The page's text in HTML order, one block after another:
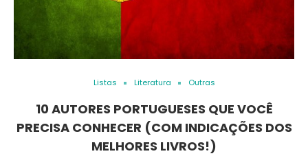
Listas Literatura Outras
10 AUTORES PORTUGUESES QUE VOCÊ
PRECISA CONHECER (COM INDICAÇÕES DOS
MELHORES LIVROS!)